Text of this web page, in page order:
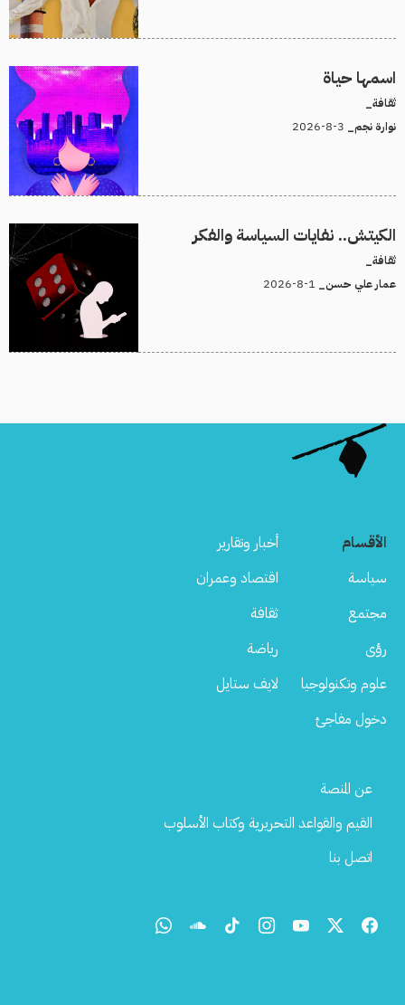
اسمها حياة
ثقافة_
نوارة نجم_
الكيتش.. نفايات السياسة والفكر
ثقافة_
عمار علي حسن_
الأقسام
أخبار وتقارير
سياسة
اقتصاد وعمران
مجتمع
ثقافة
رؤى
رياضة
علوم وتكنولوجيا
لايف ستايل
دخول مفاجئ
Footer
عن المنصة
القيم والقواعد التحريرية وكتاب الأسلوب
اتصل بنا